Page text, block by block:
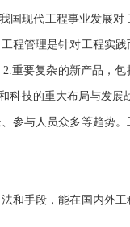
国现代工程事业发展
程管理是针对工程实践
重要复杂的新产品，
科技的重大布局与发展
参与人员众多等趋势
和手段，能在国内外